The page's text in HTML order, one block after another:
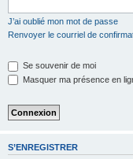
J’ai oublié mon mot de passe
Renvoyer le courriel de
Se souvenir de moi
Masquer ma présence en
S’ENREGISTRER